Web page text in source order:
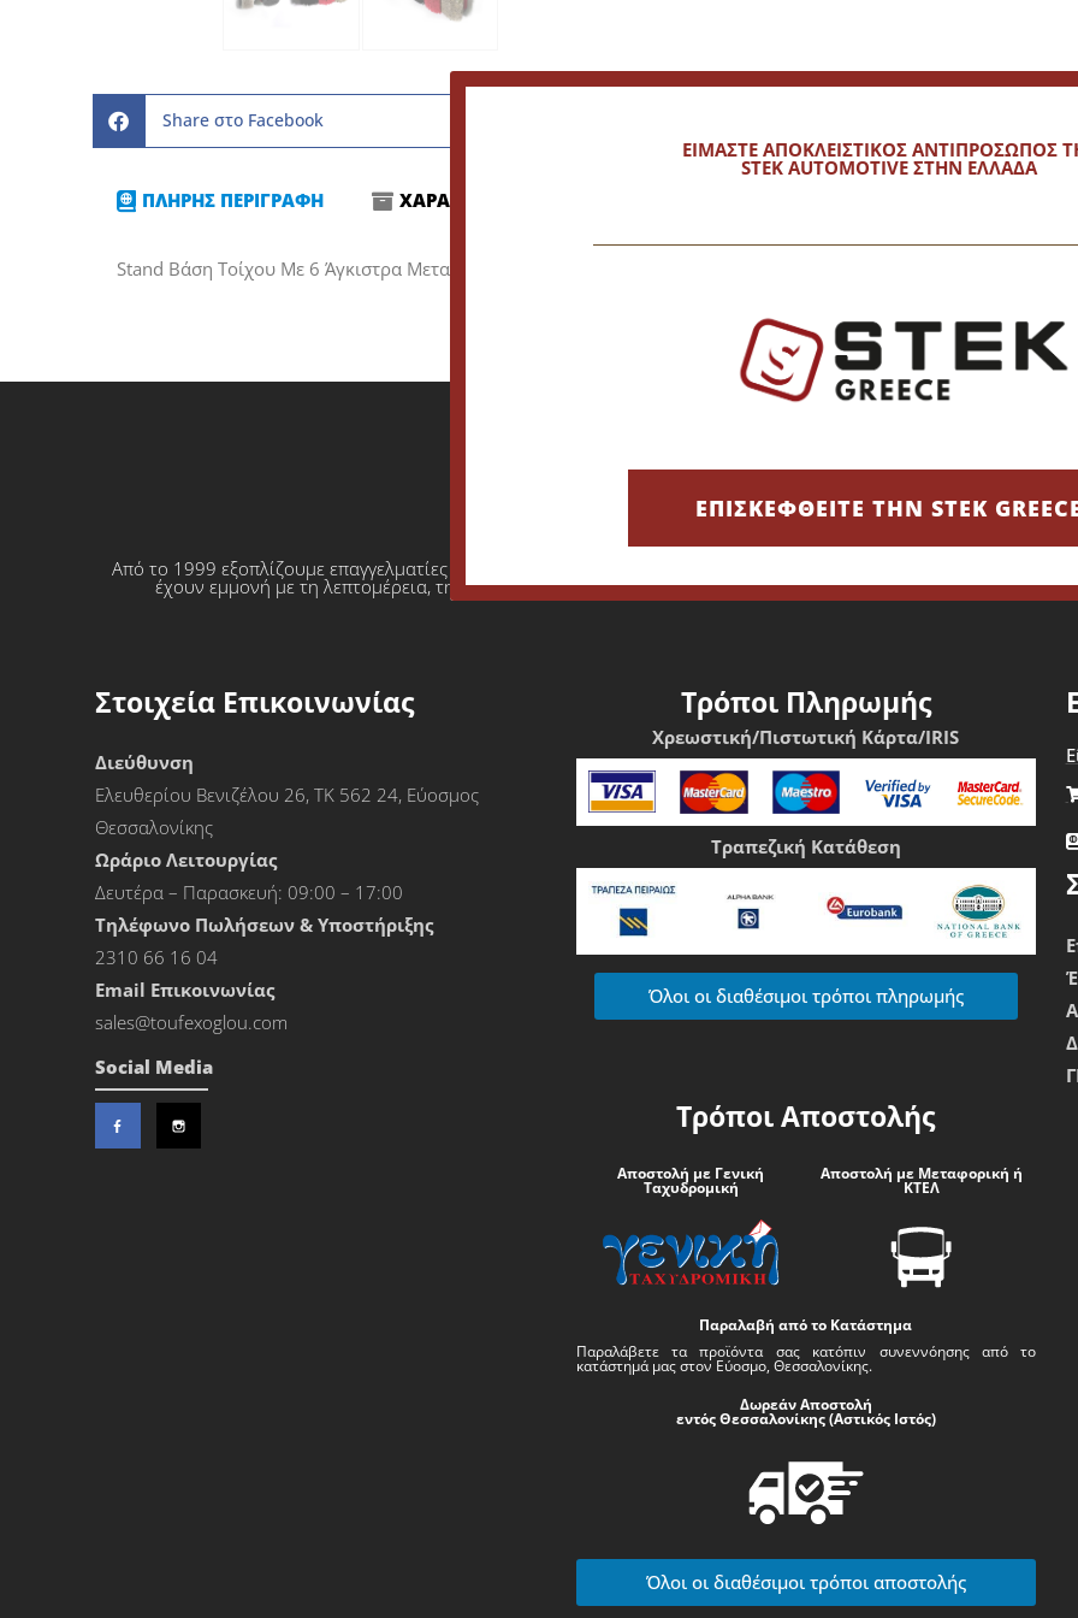
Share στο Facebook
ΠΛΗΡΗΣ ΠΕΡΙΓΡΑΦΗ ΧΑΡΑΚΤΗΡΙΣΤΙΚΑ
Stand Βάση Τοίχου Με 6 Άγκιστρα Μεταλλική Maxshine
Από το 1999 εξοπλίζουμε επαγγελματίες που θέλουν να ξεχωρίσουν και ασχολούνται με πλυντήρια αυτοκινήτων
έχουν εμμονή με τη λεπτομέρεια, την απόλυτη καθαριότητα, απαιτούν επιμέλεια στην εμφάνιση και δίνουν
Στοιχεία Επικοινωνίας
Διεύθυνση
Ελευθερίου Βενιζέλου 26, ΤΚ 562 24, Εύοσμος
Θεσσαλονίκης
Ωράριο Λειτουργίας
Δευτέρα – Παρασκευή: 09:00 – 17:00
Τηλέφωνο Πωλήσεων & Υποστήριξης
2310 66 16 04
Εmail Επικοινωνίας
sales@toufexoglou.com
Social Media
Τρόποι Πληρωμής
Χρεωστική/Πιστωτική Κάρτα/IRIS
Τραπεζική Κατάθεση
Όλοι οι διαθέσιμοι τρόποι πληρωμής
Τρόποι Αποστολής
Αποστολή με Γενική
Ταχυδρομική
Αποστολή με Μεταφορική ή
ΚΤΕΛ
Παραλαβή από το Κατάστημα
Παραλάβετε τα προϊόντα σας κατόπιν συνεννόησης από το
κατάστημά μας στον Εύοσμο, Θεσσαλονίκης.
Δωρεάν Αποστολή
εντός Θεσσαλονίκης (Αστικός Ιστός)
Όλοι οι διαθέσιμοι τρόποι αποστολής
ΕΙΜΑΣΤΕ ΑΠΟΚΛΕΙΣΤΙΚΟΣ ΑΝΤΙΠΡΟΣΩΠΟΣ
STEK AUTOMOTIVE ΣΤΗΝ ΕΛΛΑΔΑ
ΕΠΙΣΚΕΦΘΕΙΤΕ ΤΗΝ STEK